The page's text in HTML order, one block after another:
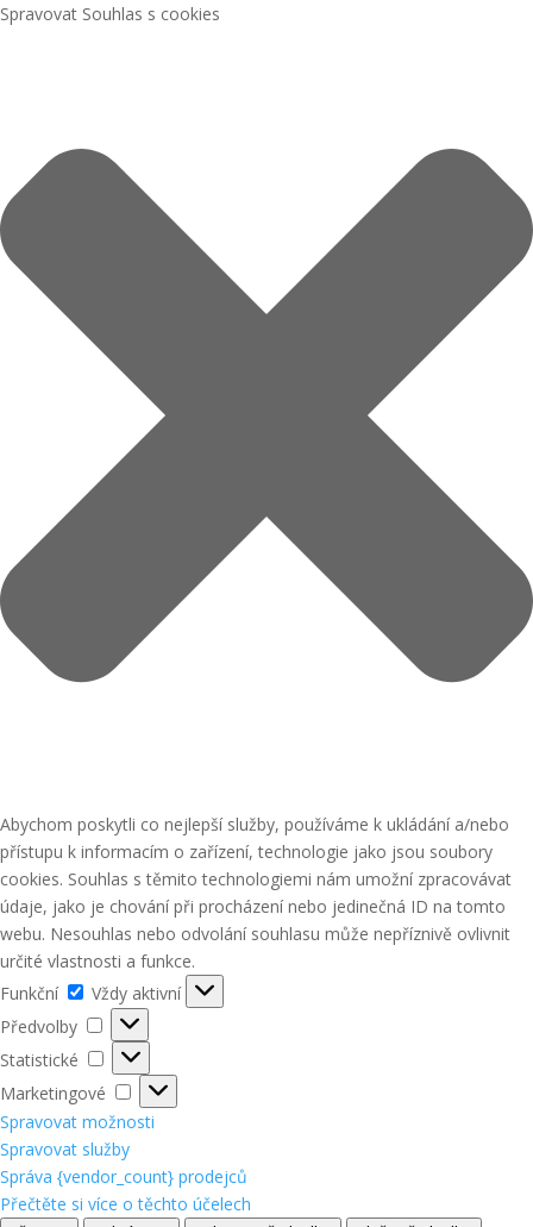
Spravovat Souhlas s cookies
Abychom poskytli co nejlepší služby, používáme k ukládání a/nebo
přístupu k informacím o zařízení, technologie jako jsou soubory
cookies. Souhlas s těmito technologiemi nám umožní zpracovávat
údaje, jako je chování při procházení nebo jedinečná ID na tomto
webu. Nesouhlas nebo odvolání souhlasu může nepříznivě ovlivnit
určité vlastnosti a funkce.
Funkční
Funkční
Vždy aktivní
Předvolby
Předvolby
Statistické
Statistické
Marketingové
Marketingové
Spravovat možnosti
Spravovat služby
Správa {vendor_count} prodejců
Přečtěte si více o těchto účelech